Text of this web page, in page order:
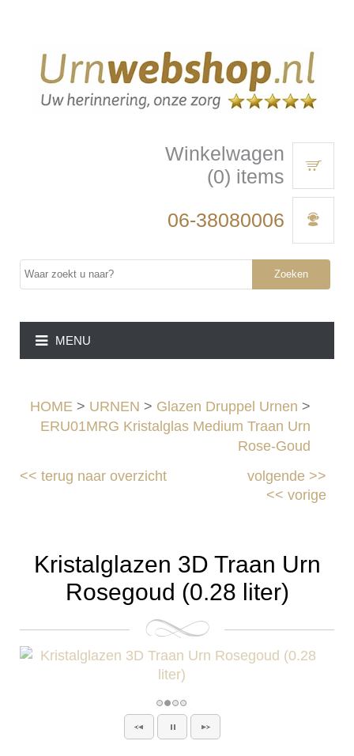
Winkelwagen
(0) items
06-38080006
Zoeken
MENU
HOME > URNEN > Glazen Druppel Urnen >
ERU01MRG Kristalglas Medium Traan Urn
Rose-Goud
<<terug naar overzicht volgende>>
<< vorige
Kristalglazen 3D Traan Urn
Rosegoud (0.28 liter)